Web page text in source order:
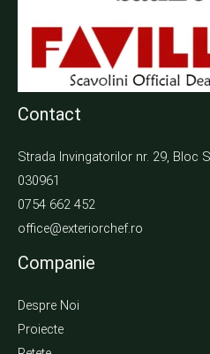
Contact
Strada Invingatorilor nr. 29, Bloc
030961
0754 662 452
office@exteriorchef.ro
Companie
Despre Noi
Proiecte